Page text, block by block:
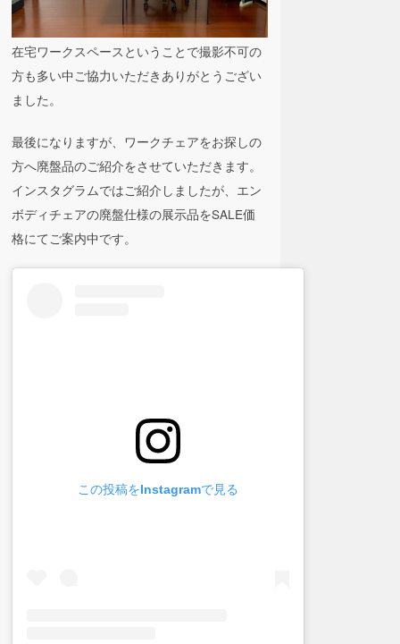
在宅ワークスペースということで撮影不可の
方も多い中ご協力いただきありがとうござい
ました。
最後になりますが、ワークチェアをお探しの
方へ廃盤品のご紹介をさせていただきます。
インスタグラムではご紹介しましたが、エン
ボディチェアの廃盤仕様の展示品をSALE価
格にてご案内中です。
この投稿をInstagramで見る